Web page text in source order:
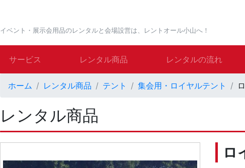
イベント・展示会用品のレンタルと会場設営は、レントオール小山へ！
サービス レンタル商品 レンタルの流れ
ホーム レンタル商品 テント 集会用・ロイヤルテント
レンタル商品
ロ